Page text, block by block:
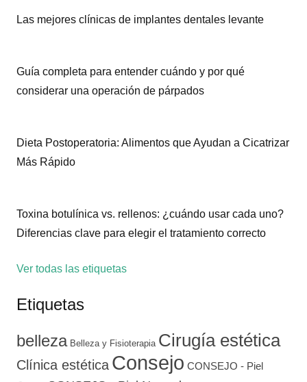
Las mejores clínicas de implantes dentales levante
Guía completa para entender cuándo y por qué
considerar una operación de párpados
Dieta Postoperatoria: Alimentos que Ayudan a Cicatrizar
Más Rápido
Toxina botulínica vs. rellenos: ¿cuándo usar cada uno?
Diferencias clave para elegir el tratamiento correcto
Ver todas las etiquetas
Etiquetas
belleza Belleza y Fisioterapia Cirugía estética
Clínica estética Consejo CONSEJO - Piel